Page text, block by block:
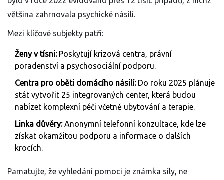
většina zahrnovala psychické násilí.
Mezi klíčové subjekty patří:
Ženy v tísni:Poskytují krizová centra, právní
poradenství a psychosociální podporu.
Centra pro oběti domácího násilí:Do roku 2025 plánuje
stát vytvořit 25 integrovaných center, která budou
nabízet komplexní péči včetně ubytování a terapie.
Linka důvěry:Anonymní telefonní konzultace, kde lze
získat okamžitou podporu a informace o dalších
krocích.
Pamatujte, že vyhledání pomoci je známka síly, ne